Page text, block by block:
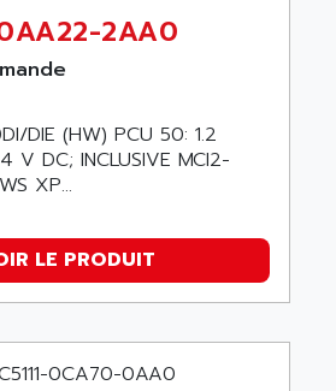
2AA0
DIE (HW) PCU 50: 1.2
V DC; INCLUSIVE MCI2-
XP...
LE PRODUIT